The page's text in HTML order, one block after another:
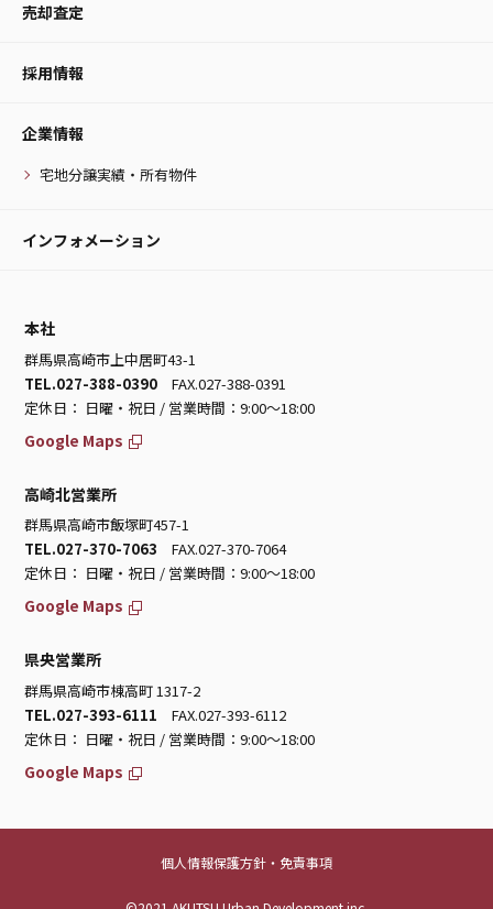
売却査定
採用情報
企業情報
宅地分譲実績・所有物件
インフォメーション
本社
群馬県高崎市上中居町43-1
TEL.027-388-0390 FAX.027-388-0391
定休日： 日曜・祝日 / 営業時間：9:00～18:00
Google Maps
高崎北営業所
群馬県高崎市飯塚町457-1
TEL.027-370-7063 FAX.027-370-7064
定休日： 日曜・祝日 / 営業時間：9:00～18:00
Google Maps
県央営業所
群馬県高崎市棟高町 1317-2
TEL.027-393-6111 FAX.027-393-6112
定休日： 日曜・祝日 / 営業時間：9:00～18:00
Google Maps
個人情報保護方針・免責事項